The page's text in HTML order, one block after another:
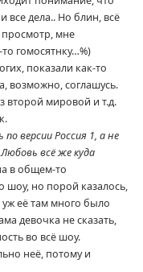
все дела.. Но блин, всё
мне
гомосятнку…%)
показали как-то
возможно, соглашусь.
второй мировой и т.д.
версии Россия 1, а не
всё же куда
в общем-то
шоу, но порой казалось,
её там много было
девочка не сказать,
во всё шоу.
неё, потому и